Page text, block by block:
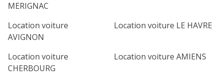
MERIGNAC
Location voiture
AVIGNON
Location voiture LE HAVRE
Location voiture
CHERBOURG
Location voiture AMIENS